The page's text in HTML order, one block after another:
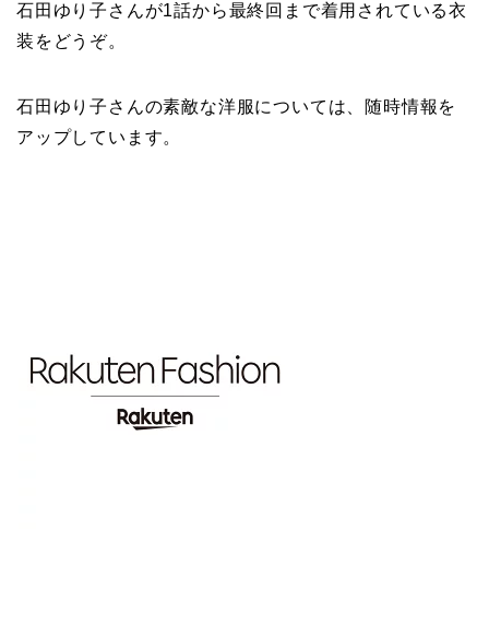
石田ゆり子さんが1話から最終回まで着用されている衣
装をどうぞ。
石田ゆり子さんの素敵な洋服については、随時情報を
アップしています。